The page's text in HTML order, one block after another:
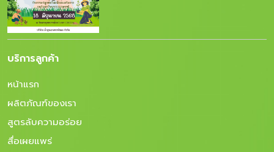
บริการลูกค้า
หน้าแรก
ผลิตภัณฑ์ของเรา
สูตรลับความอร่อย
สื่อเผยแพร่